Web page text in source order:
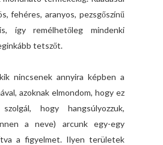
fehéres, aranyos, pezsgőszínű
így remélhetőleg mindenki
tetszőt.
nincsenek annyira képben a
azoknak elmondom, hogy ez
hogy hangsúlyozzuk,
a neve) arcunk egy-egy
a figyelmet. Ilyen területek